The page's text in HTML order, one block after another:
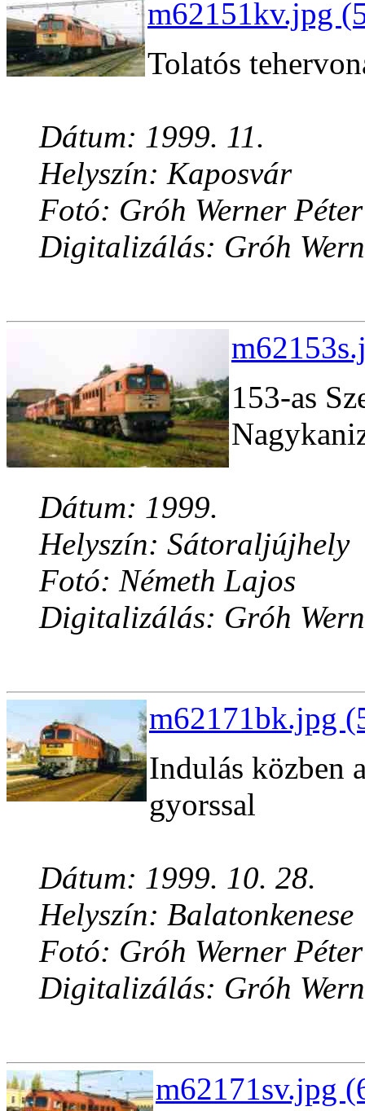
m62151kv.jpg
Tolatós
Dátum: 1999. 11.
Helyszín: Kaposvár
Fotó: Gróh Werner Péter
Digitalizálás: Gróh
153-as
Dátum: 1999.
Helyszín: Sátoraljújhely
Fotó: Németh Lajos
Digitalizálás: Gróh
m62171bk.jpg
Indulás közben
gyorssal
Dátum: 1999. 10. 28.
Helyszín: Balatonkenese
Fotó: Gróh Werner Péter
Digitalizálás: Gróh
m62171sv.jpg